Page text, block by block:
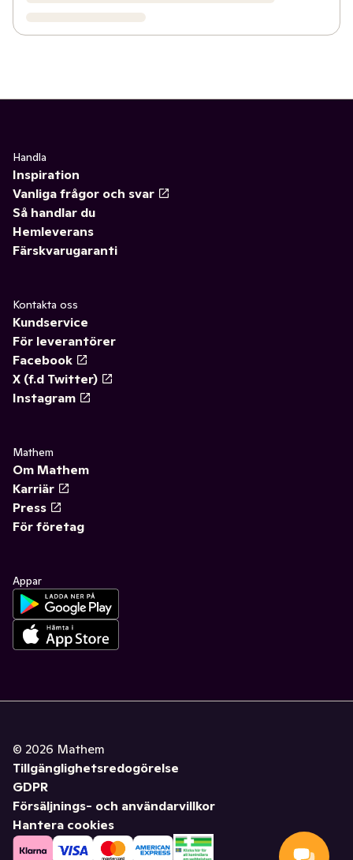
Handla
Inspiration
Vanliga frågor och svar
Så handlar du
Hemleverans
Färskvarugaranti
Kontakta oss
Kundservice
För leverantörer
Facebook
X (f.d Twitter)
Instagram
Mathem
Om Mathem
Karriär
Press
För företag
Appar
© 2026 Mathem
Tillgänglighetsredogörelse
GDPR
Försäljnings- och användarvillkor
Hantera cookies